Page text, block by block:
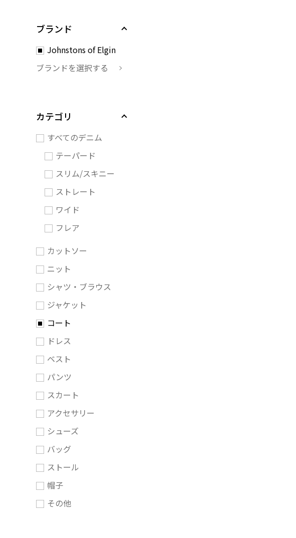
ブランド
Johnstons of Elgin
ブランドを選択する
カテゴリ
すべてのデニム
テーパード
スリム/スキニー
ストレート
ワイド
フレア
カットソー
ニット
シャツ・ブラウス
ジャケット
コート
ドレス
ベスト
パンツ
スカート
アクセサリー
シューズ
バッグ
ストール
帽子
その他